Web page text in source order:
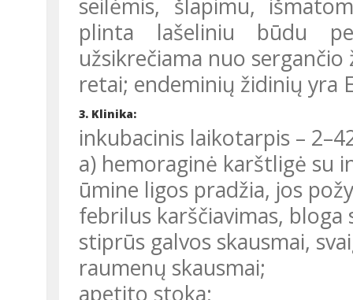
seilėmis, šlapimu,
plinta lašeliniu būdu
užsikrečiama nuo
retai; endeminių židinių yra
3. Klinika:
inkubacinis laikotarpis –
a) hemoraginė karštligė su
ūmine ligos pradžia, jos
febrilus karščiavimas, bloga
stiprūs galvos skausmai,
raumenų skausmai;
apetito stoka;